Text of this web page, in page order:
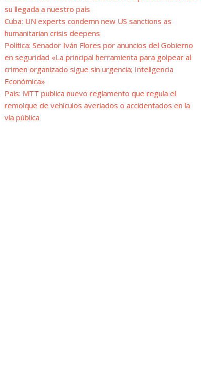
su llegada a nuestro país
Cuba: UN experts condemn new US sanctions as
humanitarian crisis deepens
Política: Senador Iván Flores por anuncios del Gobierno
en seguridad «La principal herramienta para golpear al
crimen organizado sigue sin urgencia; Inteligencia
Económica»
País: MTT publica nuevo reglamento que regula el
remolque de vehículos averiados o accidentados en la
vía pública